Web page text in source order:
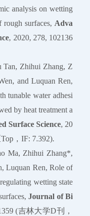
analysis on wetting
rough surfaces, Adva
, 2020, 278, 102136
Tan, Zhihui Zhang, Z
and Luquan Ren,
tunable water adhesi
by heat treatment a
Surface Science, 20
，IF: 7.392).
Ma, Zhihui Zhang*,
Luquan Ren, Role of
wetting state
Journal of Bi
(吉林大学D刊，